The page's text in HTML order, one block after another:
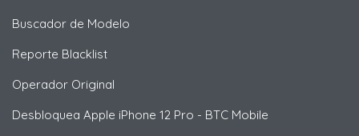
Buscador de Modelo
Reporte Blacklist
Operador Original
Desbloquea Apple iPhone 12 Pro - BTC Mobile